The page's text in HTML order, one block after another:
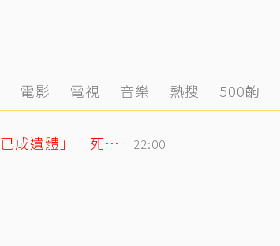
電影 電視 音樂 熱搜 500齣
泰男團成員驚傳離世！清晨騎車失聯「尋獲已成遺體」 死因待調查 22:00